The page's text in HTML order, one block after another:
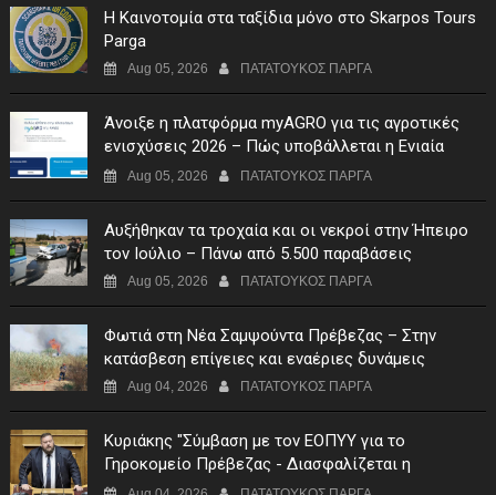
Η Καινοτομία στα ταξίδια μόνο στο Skarpos Tours
Parga
Aug 05, 2026 ΠΑΤΑΤΟΥΚΟΣ ΠΑΡΓΑ
Άνοιξε η πλατφόρμα myAGRO για τις αγροτικές
ενισχύσεις 2026 – Πώς υποβάλλεται η Ενιαία
Αίτηση Ενίσχυσης
Aug 05, 2026 ΠΑΤΑΤΟΥΚΟΣ ΠΑΡΓΑ
Αυξήθηκαν τα τροχαία και οι νεκροί στην Ήπειρο
τον Ιούλιο – Πάνω από 5.500 παραβάσεις
Aug 05, 2026 ΠΑΤΑΤΟΥΚΟΣ ΠΑΡΓΑ
Φωτιά στη Νέα Σαμψούντα Πρέβεζας – Στην
κατάσβεση επίγειες και εναέριες δυνάμεις
Aug 04, 2026 ΠΑΤΑΤΟΥΚΟΣ ΠΑΡΓΑ
Κυριάκης "Σύμβαση με τον ΕΟΠΥΥ για το
Γηροκομείο Πρέβεζας - Διασφαλίζεται η
χρηματοδότηση της λειτουργίας του"